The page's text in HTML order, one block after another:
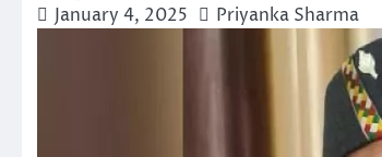
January 4, 2025 Priyanka Sharma